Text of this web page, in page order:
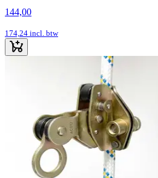
144,00
174,24 incl. btw